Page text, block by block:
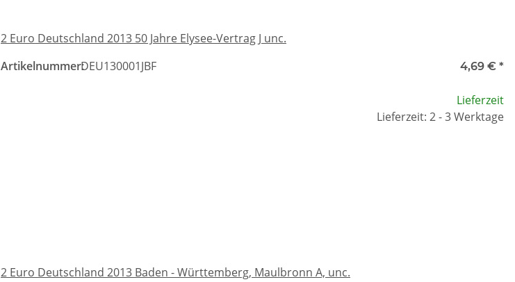
2 Euro Deutschland 2013 50 Jahre Elysee-Vertrag J unc.
Artikelnummer:DEU130001JBF 4,69 € *
Lieferzeit
Lieferzeit: 2 - 3 Werktage
2 Euro Deutschland 2013 Baden - Württemberg, Maulbronn A, unc.